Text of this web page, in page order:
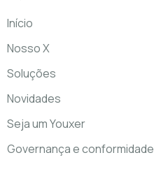
Início
Nosso X
Soluções
Novidades
Seja um Youxer
Governança e conformidade